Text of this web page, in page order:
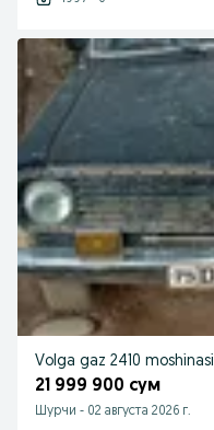
Volga gaz 2410 moshinasi
21 999 900 сум
Шурчи - 02 августа 2026 г.